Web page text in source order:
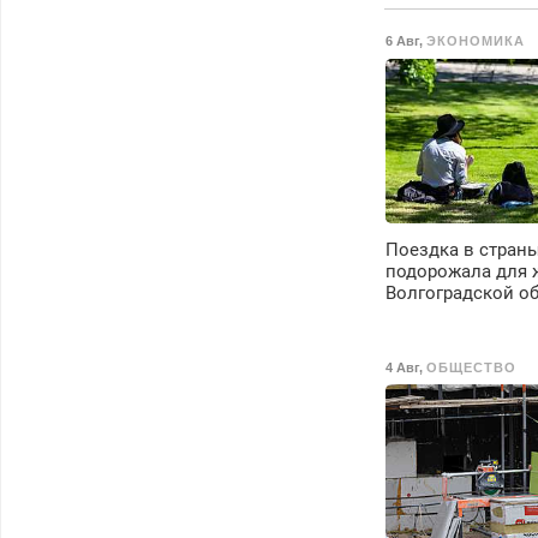
6 Авг,ЭКОНОМИКА
Поездка в
подорожала для
Волгоградской
4 Авг,ОБЩЕСТВО